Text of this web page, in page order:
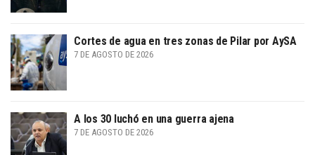
Cortes de agua en tres zonas de Pilar por AySA
7 DE AGOSTO DE 2026
A los 30 luchó en una guerra ajena
7 DE AGOSTO DE 2026